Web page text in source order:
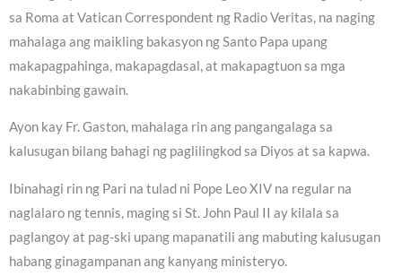
sa Roma at Vatican Correspondent ng Radio Veritas, na naging
mahalaga ang maikling bakasyon ng Santo Papa upang
makapagpahinga, makapagdasal, at makapagtuon sa mga
nakabinbing gawain.
Ayon kay Fr. Gaston, mahalaga rin ang pangangalaga sa
kalusugan bilang bahagi ng paglilingkod sa Diyos at sa kapwa.
Ibinahagi rin ng Pari na tulad ni Pope Leo XIV na regular na
naglalaro ng tennis, maging si St. John Paul II ay kilala sa
paglangoy at pag-ski upang mapanatili ang mabuting kalusugan
habang ginagampanan ang kanyang ministeryo.